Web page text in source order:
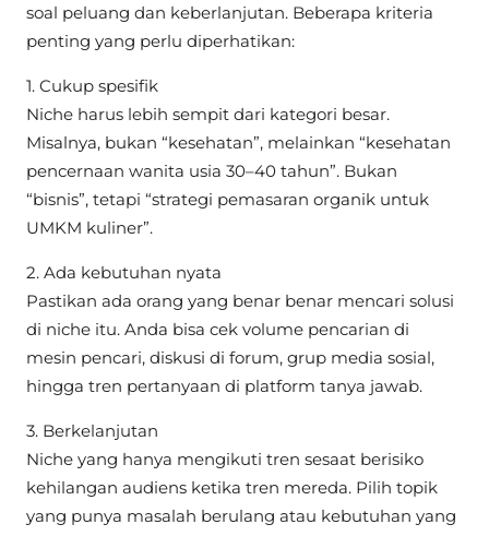
soal peluang dan keberlanjutan. Beberapa kriteria
penting yang perlu diperhatikan:
1. Cukup spesifik
Niche harus lebih sempit dari kategori besar.
Misalnya, bukan “kesehatan”, melainkan “kesehatan
pencernaan wanita usia 30–40 tahun”. Bukan
“bisnis”, tetapi “strategi pemasaran organik untuk
UMKM kuliner”.
2. Ada kebutuhan nyata
Pastikan ada orang yang benar benar mencari solusi
di niche itu. Anda bisa cek volume pencarian di
mesin pencari, diskusi di forum, grup media sosial,
hingga tren pertanyaan di platform tanya jawab.
3. Berkelanjutan
Niche yang hanya mengikuti tren sesaat berisiko
kehilangan audiens ketika tren mereda. Pilih topik
yang punya masalah berulang atau kebutuhan yang